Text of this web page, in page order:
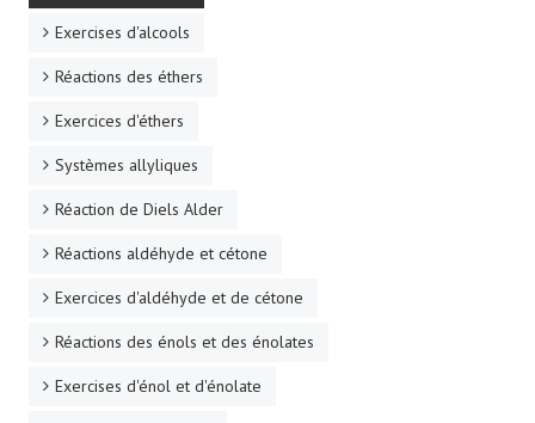
Exercises d'alcools
Réactions des éthers
Exercices d'éthers
Systèmes allyliques
Réaction de Diels Alder
Réactions aldéhyde et cétone
Exercices d'aldéhyde et de cétone
Réactions des énols et des énolates
Exercises d'énol et d'énolate